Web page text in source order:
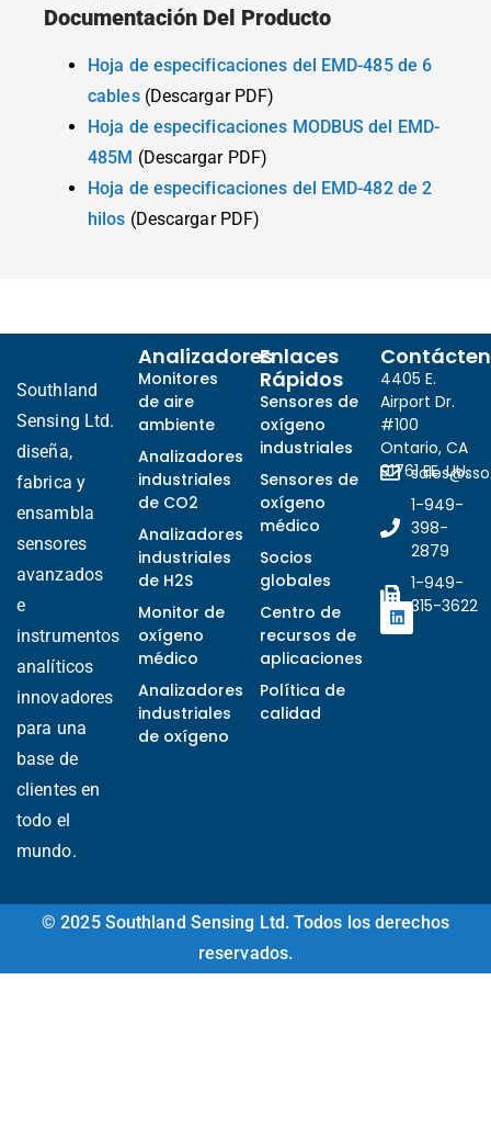
Documentación Del Producto
Hoja de especificaciones del EMD-485 de 6
cables(Descargar PDF)
Hoja de especificaciones MODBUS del EMD-
485M (Descargar PDF)
Hoja de especificaciones del EMD-482 de 2
hilos (Descargar PDF)
Southland
Sensing Ltd.
diseña,
fabrica y
ensambla
sensores
avanzados
e
instrumentos
analíticos
innovadores
para una
base de
clientes en
todo el
mundo.
Analizadores
Monitores
de aire
ambiente
Analizadores
industriales
de CO2
Analizadores
industriales
de H2S
Monitor de
oxígeno
médico
Analizadores
industriales
de oxígeno
Enlaces
Rápidos
Sensores de
oxígeno
industriales
Sensores de
oxígeno
médico
Socios
globales
Centro de
recursos de
aplicaciones
Política de
calidad
4405 E.
Airport Dr.
#100
Ontario, CA
91761 EE. UU.
1-949-
398-
2879
1-949-
315-3622
© 2025 Southland Sensing Ltd. Todos los derechos
reservados.
Turkish